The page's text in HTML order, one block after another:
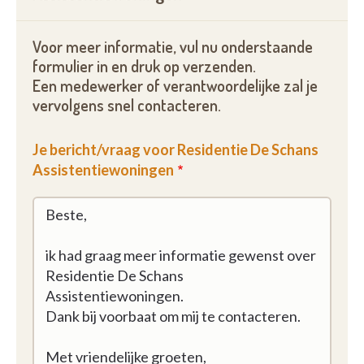
talrijke voorzieningenin eigen huis,zoals onze
gezelschapsruimte. Dit is dé plek om uw dag al goed
te beginnen. Dit is de gemeenschappelijke “living”
die enkel toegankelijk is voor de bewoners en
zijn/haar familie en/of vrienden. Hier kan u zich
individueel ontspannen bij de haard (krant/boek
medebewoners of gezamenlijk een gezelschapsspel
spelen of tv kijken. In de zomer kan men genieten
van de zon achter op het terras. Op de gelijkvloers
bevindt er zich een schoonheidssalon, een
sportievelingen onder ons is er een fitnesshoek
voorzien.
Astrid, de woonassistente, is dé perfecte
coördineren van zorg en diensten en het
Voor meer informatie, vul nu onderstaande
formulier in en druk op verzenden.
Een medewerker of verantwoordelijke zal je
vervolgens snel contacteren.
Je bericht/vraag voor Residentie De Schans
Assistentiewoningen